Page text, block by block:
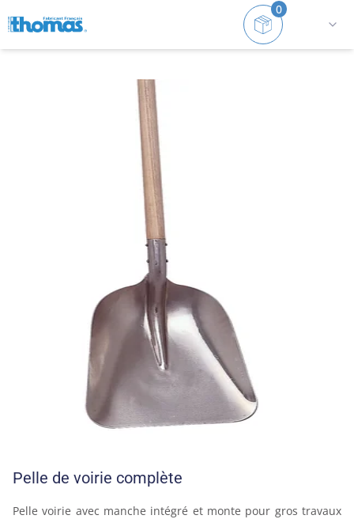
0
Accueil Pelle de voirie
Pelle de voirie complète
Pelle voirie avec manche intégré et monte pour gros travaux